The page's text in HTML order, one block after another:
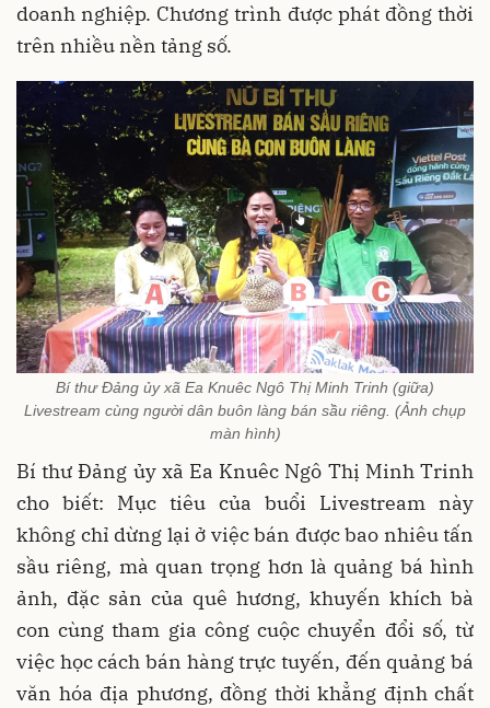
doanh nghiệp. Chương trình được phát đồng thời
trên nhiều nền tảng số.
Bí thư Đảng ủy xã Ea Knuêc Ngô Thị Minh Trinh (giữa)
Livestream cùng người dân buôn làng bán sầu riêng. (Ảnh chụp
màn hình)
Bí thư Đảng ủy xã Ea Knuêc Ngô Thị Minh Trinh
cho biết: Mục tiêu của buổi Livestream này
không chỉ dừng lại ở việc bán được bao nhiêu tấn
sầu riêng, mà quan trọng hơn là quảng bá hình
ảnh, đặc sản của quê hương, khuyến khích bà
con cùng tham gia công cuộc chuyển đổi số, từ
việc học cách bán hàng trực tuyến, đến quảng bá
văn hóa địa phương, đồng thời khẳng định chất